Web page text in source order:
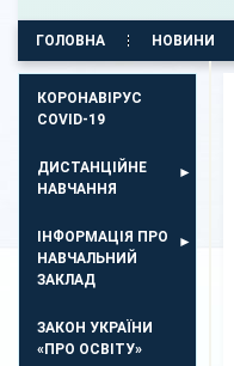
ГОЛОВНА НОВИНИ
КОРОНАВІРУС
COVID-19
ДИСТАНЦІЙНЕ
НАВЧАННЯ
ІНФОРМАЦІЯ ПРО
НАВЧАЛЬНИЙ
ЗАКЛАД
ЗАКОН УКРАЇНИ
«ПРО ОСВІТУ»